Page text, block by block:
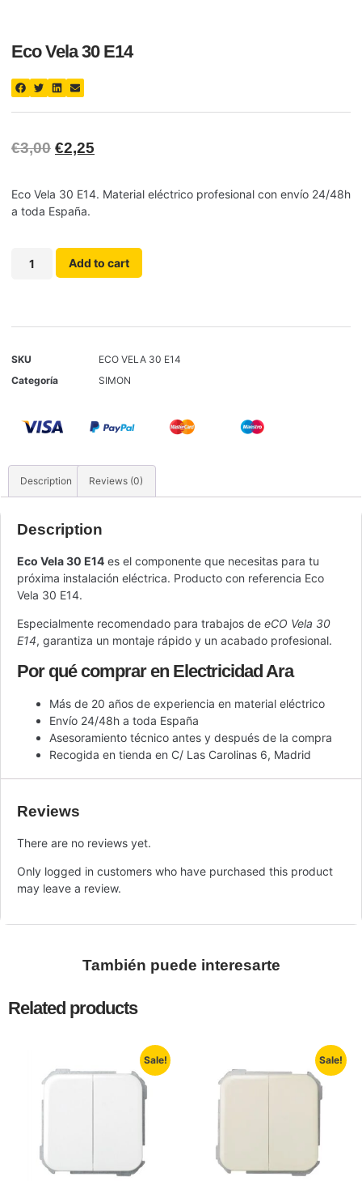
Eco Vela 30 E14
€3,00 €2,25
Eco Vela 30 E14. Material eléctrico profesional con envío 24/48h
a toda España.
Add to cart
SKU
ECO VELA 30 E14
Categoría
SIMON
Description Reviews (0)
Description
Eco Vela 30 E14 es el componente que necesitas para tu
próxima instalación eléctrica. Producto con referencia Eco
Vela 30 E14.
Especialmente recomendado para trabajos de eCO Vela 30
E14, garantiza un montaje rápido y un acabado profesional.
Por qué comprar en Electricidad Ara
Más de 20 años de experiencia en material eléctrico
Envío 24/48h a toda España
Asesoramiento técnico antes y después de la compra
Recogida en tienda en C/ Las Carolinas 6, Madrid
Reviews
There are no reviews yet.
Only logged in customers who have purchased this product
may leave a review.
También puede interesarte
Related products
Sale! Sale!